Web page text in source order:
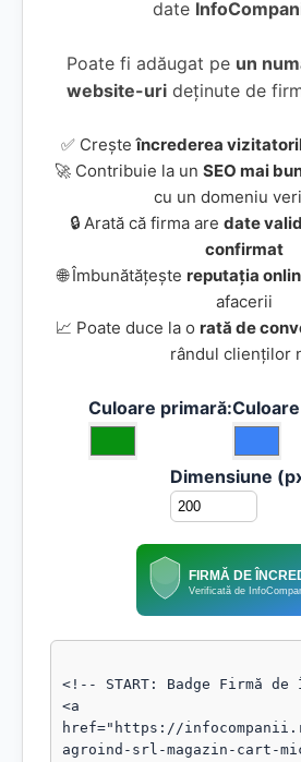
date
Poate fi adăugat pe un
website-urideținute de
✅ Creșteîncrederea
🚀 Contribuie la un SEO mai
cu un domeniu
🔒 Arată că firma are date
confirmat
🌐 Îmbunătățește reputația
afacerii
📈 Poate duce la o rată de
rândul clienților
Culoare primară:
Dimensiune
FIRMĂ DE
Verificată de
<!-- START: Badge Firmă
<a
href="https://
agroind-srl-magazin-cart-